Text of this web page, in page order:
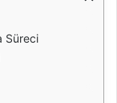
Süreci